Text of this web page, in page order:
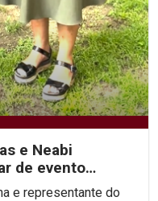
e Neabi
de evento
e representante do